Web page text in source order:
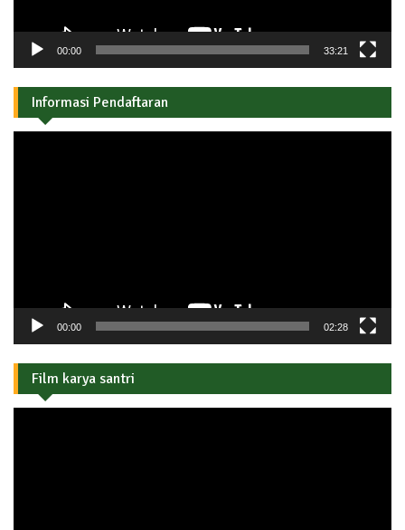
00:00 33:21
Informasi Pendaftaran
00:00 02:28
Film karya santri